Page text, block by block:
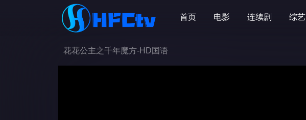
首页 电影 连续剧 综艺
花花公主之千年魔方-HD国语